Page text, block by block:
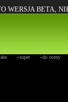
WERSJA BETA,
»super »do oceny